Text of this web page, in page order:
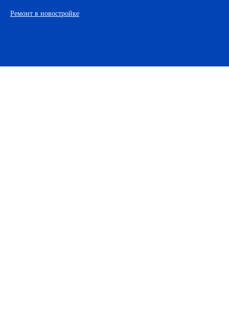
Ремонт в новостройке